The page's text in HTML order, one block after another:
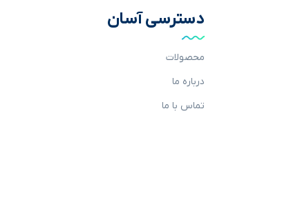
دسترسی آسان
محصولات
درباره ما
تماس با ما